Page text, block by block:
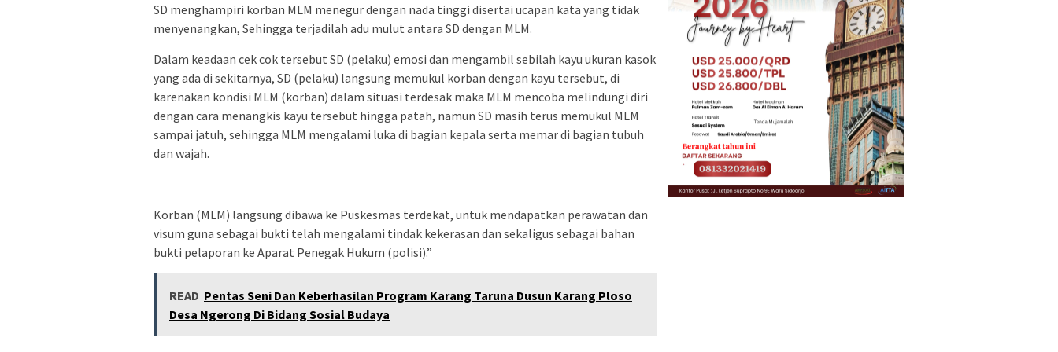
SD menghampiri korban MLM menegur dengan nada tinggi disertai ucapan kata yang tidak
menyenangkan, Sehingga terjadilah adu mulut antara SD dengan MLM.
Dalam keadaan cek cok tersebut SD (pelaku) emosi dan mengambil sebilah kayu ukuran kasok
yang ada di sekitarnya, SD (pelaku) langsung memukul korban dengan kayu tersebut, di
karenakan kondisi MLM (korban) dalam situasi terdesak maka MLM mencoba melindungi diri
dengan cara menangkis kayu tersebut hingga patah, namun SD masih terus memukul MLM
sampai jatuh, sehingga MLM mengalami luka di bagian kepala serta memar di bagian tubuh
dan wajah.
Korban (MLM) langsung dibawa ke Puskesmas terdekat, untuk mendapatkan perawatan dan
visum guna sebagai bukti telah mengalami tindak kekerasan dan sekaligus sebagai bahan
bukti pelaporan ke Aparat Penegak Hukum (polisi).”
READ Pentas Seni Dan Keberhasilan Program Karang Taruna Dusun Karang Ploso
Desa Ngerong Di Bidang Sosial Budaya